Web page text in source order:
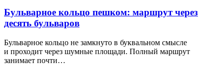
Бульварное кольцо пешком: маршрут через
десять бульваров
Бульварное кольцо не замкнуто в буквальном смысле
и проходит через шумные площади. Полный маршрут
занимает почти…